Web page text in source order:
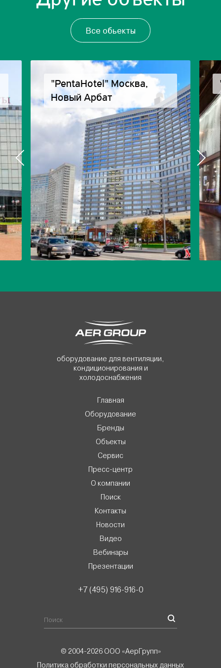
Все обьекты
"PentaHotel" Москва,
Новый Арбат
оборудование для вентиляции,
кондиционирования и
холодоснабжения
Главная
Оборудование
Бренды
Объекты
Сервис
Пресс-центр
О компании
Поиск
Контакты
Новости
Видео
Вебинары
Презентации
+7 (495) 916-916-0
© 2004-2026 ООО «АерГрупп»
Политика обработки персональных данных